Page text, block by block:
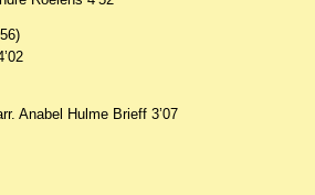
Anabel Hulme Brieff 3’07